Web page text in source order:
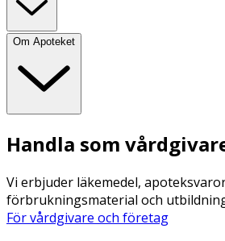
Om Apoteket
Handla som
Vi erbjuder läkemedel,
förbrukningsmaterial och
För vårdgivare och företag